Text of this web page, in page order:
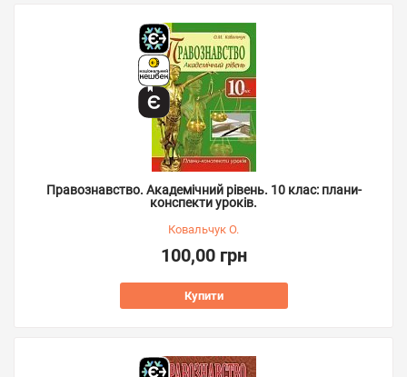
Правознавство. Академічний рівень. 10 клас: плани-
конспекти уроків.
Ковальчук О.
100,00 грн
Купити